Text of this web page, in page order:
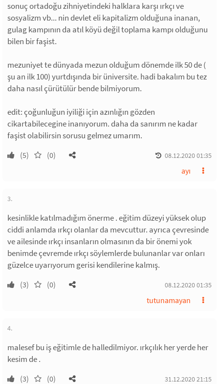
sonuç ortadoğu zihniyetindeki halklara karşı ırkçı ve
sosyalizm vb... nin devlet eli kapitalizm olduğuna inanan,
gulag kampının da atıl köyü değil toplama kampı olduğunu
bilen bir faşist.
mezuniyet te dünyada mezun olduğum dönemde ilk 50 de (
şu an ilk 100) yurtdışında bir üniversite. hadi bakalım bu tez
daha nasıl çürütülür bende bilmiyorum.
edit: çoğunluğun iyiliği için azınlığın gözden
cikartabilecegine inanıyorum. daha da sanırım ne kadar
faşist olabilirsin sorusu gelmez umarım.
(5) (0) 08.12.2020 01:35
ayı
3.
kesinlikle katılmadığım önerme . eğitim düzeyi yüksek olup
ciddi anlamda ırkçı olanlar da mevcuttur. ayrıca çevresinde
ve ailesinde ırkçı insanların olmasının da bir önemi yok
benimde çevremde ırkçı söylemlerde bulunanlar var onları
güzelce uyarıyorum gerisi kendilerine kalmış.
(3) (0) 08.12.2020 01:35
tutunamayan
4.
malesef bu iş eğitimle de halledilmiyor. ırkçılık her yerde her
kesim de .
(3) (0) 31.12.2020 21:15